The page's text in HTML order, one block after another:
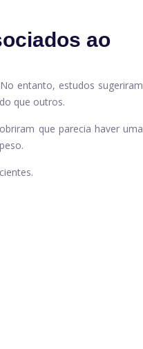
ao
entanto, estudos sugeriram
que outros.
que parecia haver uma